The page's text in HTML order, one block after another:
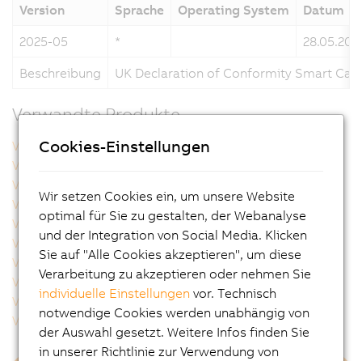
Version Sprache Operating System
Datum
2025-05
*
Beschreibung
UK Declaration of Conformity Smart
Verwandte Produkte
VAC0YC020
VAC0YC067
VCA0Y01.0005
VCA0Y01.0020
VCA0Y01.0100
VCA0Y01.0150
VCA0Y01.0200
VCA0Y01.0300
VCA0Y11.0010
VCA0Y11.0020
VCA0Y11.0050
VCA0Y11.0100
VCA0Y11.0150
VCA1L01.0020
VCA1L01.0050
VCA1L01.0100
VCA1L01.0200
VCA1L11.0020
Cookies-Einstellungen
Wir setzen Cookies ein, um unsere Website
optimal für Sie zu gestalten, der Webanalyse
und der Integration von Social Media. Klicken
Sie auf "Alle Cookies akzeptieren", um diese
Verarbeitung zu akzeptieren oder nehmen Sie
individuelle Einstellungen vor. Technisch
notwendige Cookies werden unabhängig von
der Auswahl gesetzt. Weitere Infos finden Sie
in unserer Richtlinie zur Verwendung von